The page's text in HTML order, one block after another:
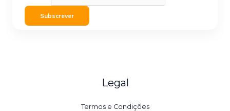
Subscrever
Legal
Termos e Condições